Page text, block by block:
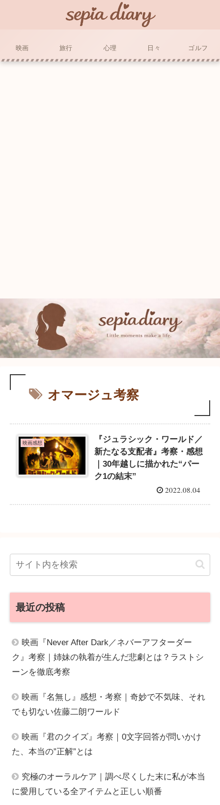
映画 旅行 心理 日々 ゴルフ
オマージュ考察
映画感想
『ジュラシック・ワールド／
新たなる支配者』考察・感想
｜30年越しに描かれた“パー
ク1の結末”
2022.08.04
最近の投稿
映画『Never After Dark／ネバーアフターダー
ク』考察｜姉妹の執着が生んだ悲劇とは？ラストシ
ーンを徹底考察
映画『名無し』感想・考察｜奇妙で不気味、それ
でも切ない佐藤二朗ワールド
映画『君のクイズ』考察｜0文字回答が問いかけ
た、本当の”正解”とは
究極のオーラルケア｜調べ尽くした末に私が本当
に愛用している全アイテムと正しい順番